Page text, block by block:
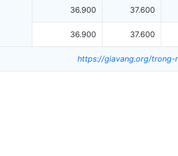
36.900 37.600
36.900 37.600
https://giavang.org/trong-